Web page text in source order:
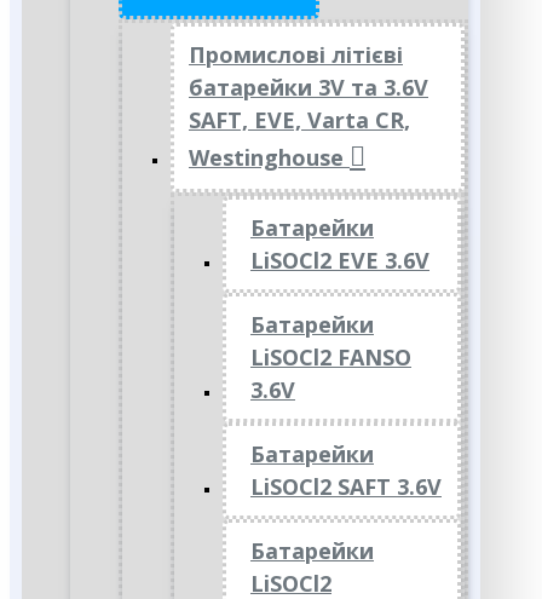
Промислові літієві
батарейки 3V та 3.6V
SAFT, EVE, Varta CR,
Westinghouse
Батарейки
LiSOCl2 EVE 3.6V
Батарейки
LiSOCl2 FANSO
3.6V
Батарейки
LiSOCl2 SAFT 3.6V
Батарейки
LiSOCl2